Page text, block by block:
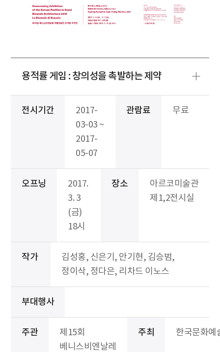
용적률 게임 : 창의성을 촉발하는 제약
전시기간
2017-
03-03 ~
2017-
05-07
관람료 무료
오프닝
2017.
3. 3
(금)
18시
장소
아르코미술관
제1,2전시실
작가
김성홍, 신은기, 안기현, 김승범,
정이삭, 정다은, 리차드 이노스
부대행사
주관
제15회
베니스비엔날레
주최 한국문화예